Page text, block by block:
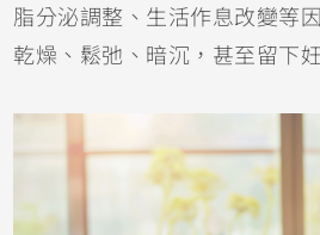
脂分泌調整、生活作息改變等
乾燥、鬆弛、暗沉，甚至留下